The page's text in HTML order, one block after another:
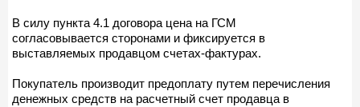
В силу пункта 4.1 договора цена на ГСМ
согласовывается сторонами и фиксируется в
выставляемых продавцом счетах-фактурах.
Покупатель производит предоплату путем перечисления
денежных средств на расчетный счет продавца в